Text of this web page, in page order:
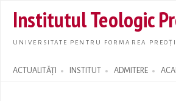
Institutul Teologic
UNIVERSITATE PENTRU FORMAREA
ACTUALITĂȚI INSTITUT ADMITERE
Search form